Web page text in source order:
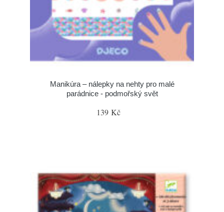
Manikúra – nálepky na nehty pro malé
parádnice - podmořský svět
139 Kč